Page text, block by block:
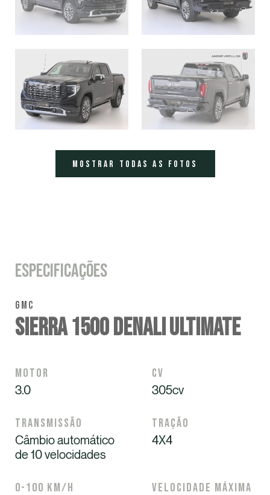
MOSTRAR TODAS AS FOTOS
Especificações
GMC
Sierra 1500 Denali Ultimate
Motor
3.0
Cv
305cv
Transmissão
Câmbio automático
de 10 velocidades
Tração
4X4
0-100 km/h Velocidade máxima